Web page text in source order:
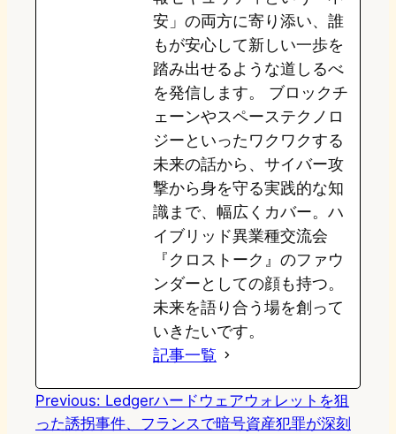
安」の両方に寄り添い、誰
もが安心して新しい一歩を
踏み出せるような道しるべ
を発信します。 ブロックチ
ェーンやスペーステクノロ
ジーといったワクワクする
未来の話から、サイバー攻
撃から身を守る実践的な知
識まで、幅広くカバー。ハ
イブリッド異業種交流会
『クロストーク』のファウ
ンダーとしての顔も持つ。
未来を語り合う場を創って
いきたいです。
記事一覧
Previous: Ledgerハードウェアウォレットを狙
った誘拐事件、フランスで暗号資産犯罪が深刻